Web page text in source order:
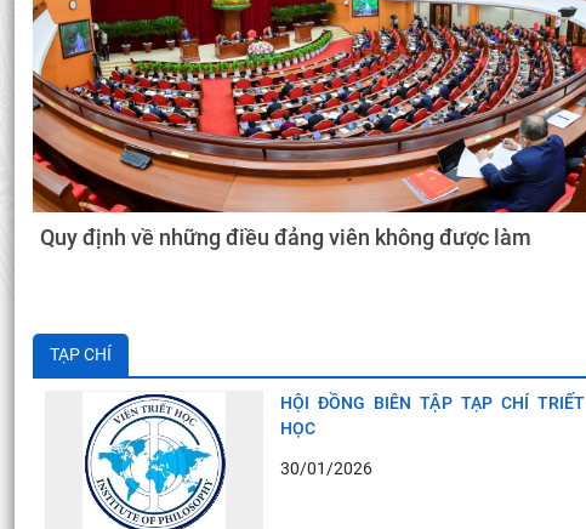
Quy định về những điều đảng viên không được làm
TẠP CHÍ
HỘI ĐỒNG BIÊN TẬP TẠP CHÍ TRIẾT
HỌC
30/01/2026